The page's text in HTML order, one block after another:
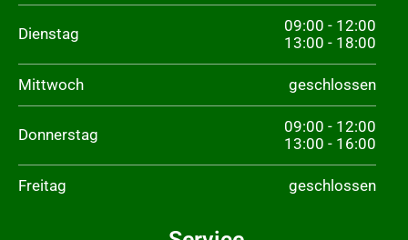
Dienstag
09:00 - 12:00
13:00 - 18:00
Mittwoch geschlossen
Donnerstag
09:00 - 12:00
13:00 - 16:00
Freitag geschlossen